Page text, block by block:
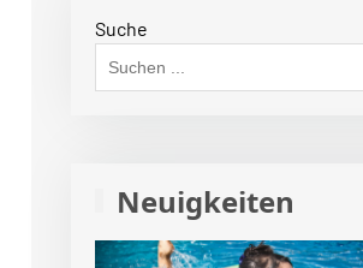
Suche
Neuigkeiten